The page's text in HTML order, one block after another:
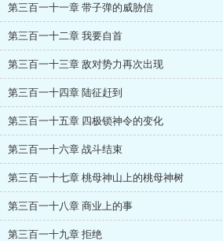
第三百一十一章 带子弹的威胁信
第三百一十二章 我要自首
第三百一十三章 敌对势力再次出现
第三百一十四章 陆征赶到
第三百一十五章 四极锁神令的变化
第三百一十六章 战斗结束
第三百一十七章 桃母神山上的桃母神树
第三百一十八章 商业上的事
第三百一十九章 拒绝